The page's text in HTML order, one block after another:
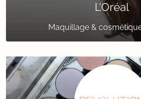
L’Oréal
Maquillage &